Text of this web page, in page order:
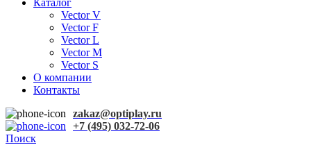
Каталог
Vector V
Vector F
Vector L
Vector M
Vector S
О компании
Контакты
zakaz@optiplay.ru
+7 (495) 032-72-06
Поиск